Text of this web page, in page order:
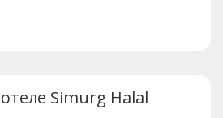
Simurg Halal